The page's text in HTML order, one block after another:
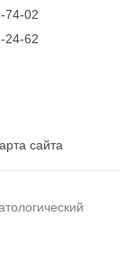
74-02
24-62
сайта